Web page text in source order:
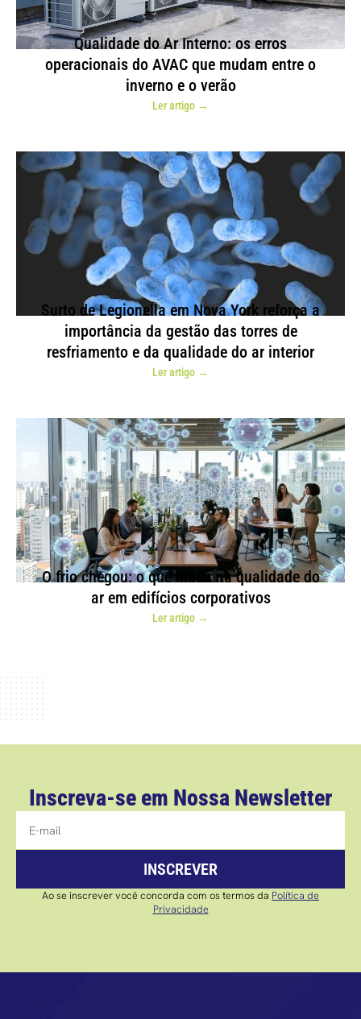
Qualidade do Ar Interno: os erros
operacionais do AVAC que mudam entre o
inverno e o verão
Ler artigo →
Surto de Legionella em Nova York reforça a
importância da gestão das torres de
resfriamento e da qualidade do ar interior
Ler artigo →
O frio chegou: o que muda na qualidade do
ar em edifícios corporativos
Ler artigo →
Inscreva-se em Nossa Newsletter
INSCREVER
Ao se inscrever você concorda com os termos da Política de
Privacidade